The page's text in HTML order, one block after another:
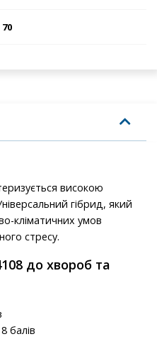
70
високою
гібрид, який
кліматичних умов
стресу.
до хвороб та
балів